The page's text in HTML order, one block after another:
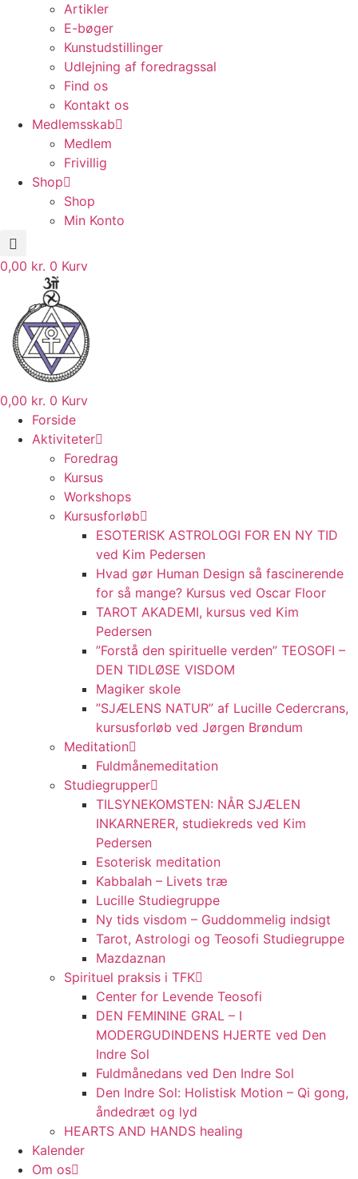
Artikler
E-bøger
Kunstudstillinger
Udlejning af foredragssal
Find os
Kontakt os
Medlemsskab
Medlem
Frivillig
Shop
Shop
Min Konto
0,00 kr. 0 Kurv
0,00 kr. 0 Kurv
Forside
Aktiviteter
Foredrag
Kursus
Workshops
Kursusforløb
ESOTERISK ASTROLOGI FOR EN NY TID
ved Kim Pedersen
Hvad gør Human Design så fascinerende
for så mange? Kursus ved Oscar Floor
TAROT AKADEMI, kursus ved Kim
Pedersen
”Forstå den spirituelle verden” TEOSOFI –
DEN TIDLØSE VISDOM
Magiker skole
”SJÆLENS NATUR” af Lucille Cedercrans,
kursusforløb ved Jørgen Brøndum
Meditation
Fuldmånemeditation
Studiegrupper
TILSYNEKOMSTEN: NÅR SJÆLEN
INKARNERER, studiekreds ved Kim
Pedersen
Esoterisk meditation
Kabbalah – Livets træ
Lucille Studiegruppe
Ny tids visdom – Guddommelig indsigt
Tarot, Astrologi og Teosofi Studiegruppe
Mazdaznan
Spirituel praksis i TFK
Center for Levende Teosofi
DEN FEMININE GRAL – I
MODERGUDINDENS HJERTE ved Den
Indre Sol
Fuldmånedans ved Den Indre Sol
Den Indre Sol: Holistisk Motion – Qi gong,
åndedræt og lyd
HEARTS AND HANDS healing
Kalender
Om os